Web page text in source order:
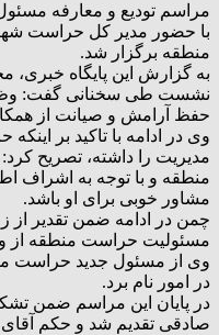
مراسم تودیع و معارفه
با حضور مدیر کل حراست
منطقه برگزار شد.
به گزارش این پایگاه
نشست طی سخنانی گفت:
حفظ آرامش و صیانت از
وی در ادامه با تاکید بر
مدیریت را داشته، تصریح
منطقه و با توجه به اشراف
مشاور خوبی برای او باشد.
چمن در ادامه ضمن تقدیر
مسئولیت حراست منطقه از
وی از مسئول جدید حراست
در امور نام برد.
در پایان این مراسم ضمن
صادقی تقدیم شد و حکم آقای